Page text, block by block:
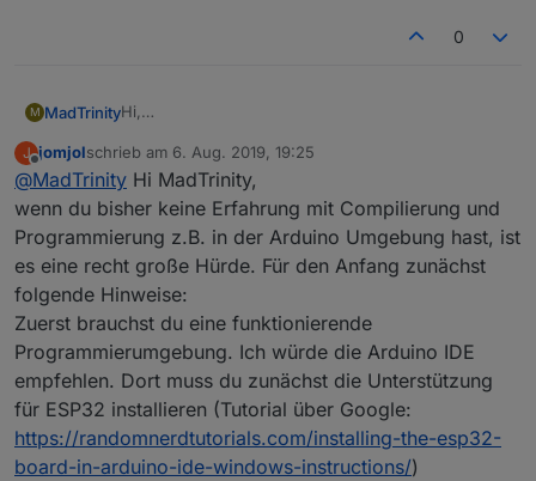
0
M MadTrinityHi,
Wasserzähler abzulesen, nach dem ich diesen
Thread gelesen habe habe ich mir bei Alieexpress
ESP32-CAM WiFibestellt das heute angekommen
Ausser auf einem Sonoff Tasmota mit hilfe des FDTI
Adapter zu flashen habe ich davon keine Ahnung.
Kannst du mir mal für Anfänger in etwa erklären
was ich machen muss damit ich mit dem Teil auch
meinen Wasserzähler ablesen kann ?
Vielen Dank vorab
Gruss
J
Offline
jomjolschrieb am 6. Aug. 2019, 19:25
zuletzt editiert von
@MadTrinity Hi MadTrinity,
wenn du bisher keine Erfahrung mit Compilierung und
Programmierung z.B. in der Arduino Umgebung hast, ist
es eine recht große Hürde. Für den Anfang zunächst
folgende Hinweise:
Zuerst brauchst du eine funktionierende
Programmierumgebung. Ich würde die Arduino IDE
empfehlen. Dort muss du zunächst die Unterstützung
für ESP32 installieren (Tutorial über Google:
https://randomnerdtutorials.com/installing-the-esp32-
board-in-arduino-ide-windows-instructions/)